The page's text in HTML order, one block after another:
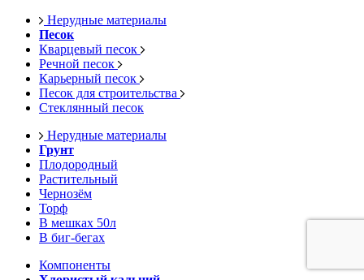
Нерудные материалы
Песок
Кварцевый песок
Речной песок
Карьерный песок
Песок для строительства
Стеклянный песок
Нерудные материалы
Грунт
Плодородный
Растительный
Чернозём
Торф
В мешках 50л
В биг-бегах
Компоненты